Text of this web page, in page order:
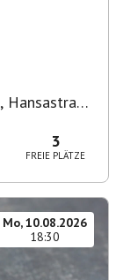
, Hansastraße
3
FREIE PLÄTZE
Mo, 10.08.2026
18:30